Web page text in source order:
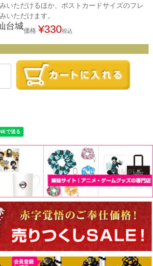
いただけるほか、ポストカードサイズのフレ
いただけます。
台城価格 ¥330税込